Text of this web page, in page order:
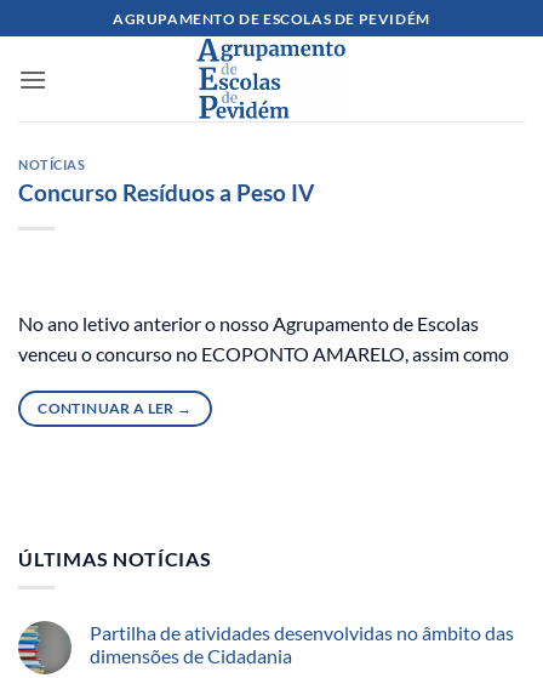
content
AGRUPAMENTO DE ESCOLAS DE PEVIDÉM
NOTÍCIAS
Concurso Resíduos a Peso IV
No ano letivo anterior o nosso Agrupamento de Escolas
venceu o concurso no ECOPONTO AMARELO, assim como
CONTINUAR A LER →
ÚLTIMAS NOTÍCIAS
Partilha de atividades desenvolvidas no âmbito das
dimensões de Cidadania